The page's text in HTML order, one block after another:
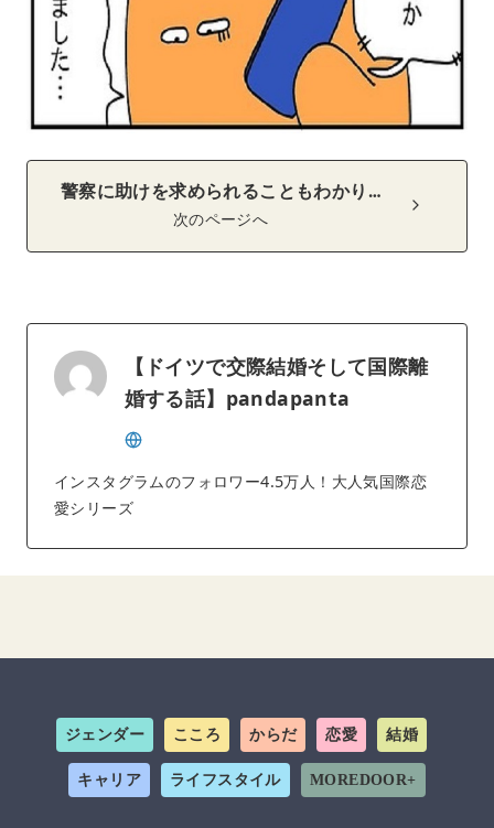
警察に助けを求められることもわかり…
次のページへ
【ドイツで交際結婚そして国際離
婚する話】pandapanta
インスタグラムのフォロワー4.5万人！大人気国際恋
愛シリーズ
ジェンダー こころ からだ 恋愛 結婚
キャリア ライフスタイル MOREDOOR+